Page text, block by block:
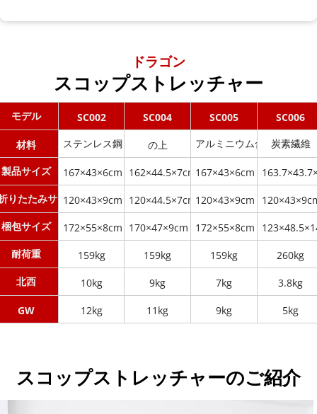
ドラゴン
スコップストレッチャー
モデル SC002 SC004 SC005 SC006
材料 ステンレス鋼 の上 アルミニウム合金炭素繊維
製品サイズ 167×43×6cm 162×44.5×7cm167×43×6cm
りたたみサイズ120×43×9cm 120×44.5×7cm120×43×9cm
梱包サイズ
172×55×8cm 170×47×9cm 172×55×8cm
耐荷重
159kg 159kg 159kg
260kg
北西
10kg 9kg 7kg 3.8kg
GW 12kg 11kg 9kg 5kg
スコップストレッチャーのご紹介